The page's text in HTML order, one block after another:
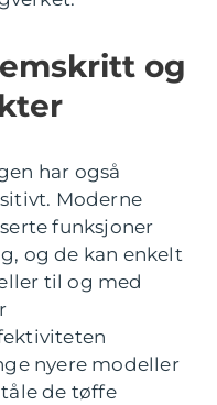
og
har også
Moderne
funksjoner
og de kan enkelt
til og med
nyere modeller
de tøffe